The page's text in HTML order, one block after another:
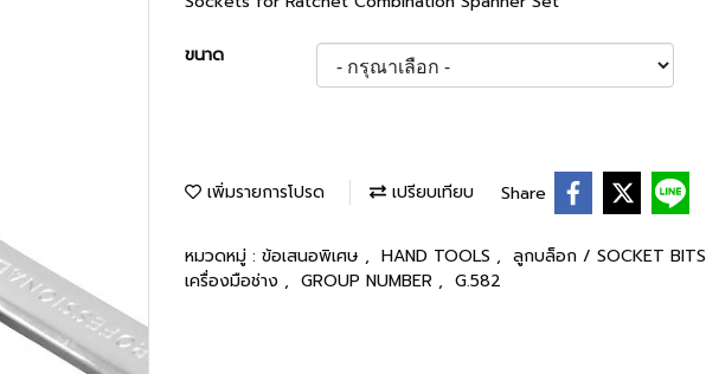
ขนาด
เพิ่มรายการโปรด เปรียบเทียบ Share
หมวดหมู่ : ข้อเสนอพิเศษ , HAND TOOLS , ลูกบล็อก / SOCKET BITS
เครื่องมือช่าง , GROUP NUMBER , G.582